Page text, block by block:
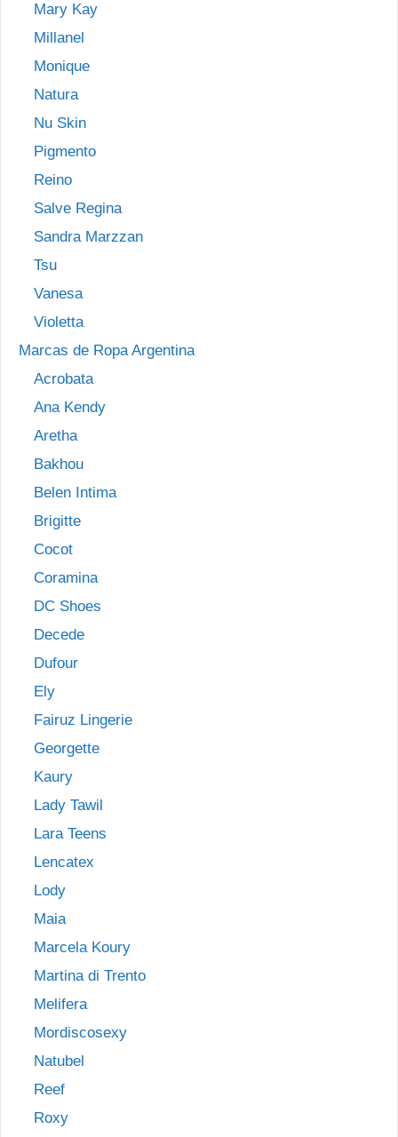
Mary Kay
Millanel
Monique
Natura
Nu Skin
Pigmento
Reino
Salve Regina
Sandra Marzzan
Tsu
Vanesa
Violetta
Marcas de Ropa Argentina
Acrobata
Ana Kendy
Aretha
Bakhou
Belen Intima
Brigitte
Cocot
Coramina
DC Shoes
Decede
Dufour
Ely
Fairuz Lingerie
Georgette
Kaury
Lady Tawil
Lara Teens
Lencatex
Lody
Maia
Marcela Koury
Martina di Trento
Melifera
Mordiscosexy
Natubel
Reef
Roxy